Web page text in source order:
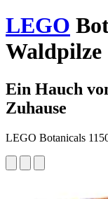
LEGO
Waldpilze
Ein Hauch
Zuhause
LEGO Botanicals